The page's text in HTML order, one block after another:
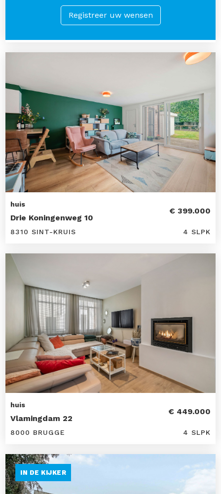
Registreer uw wensen
huis
Drie Koningenweg 10
€ 399.000
8310 SINT-KRUIS 4 SLPK
huis
Vlamingdam 22
€ 449.000
8000 BRUGGE 4 SLPK
IN DE KIJKER